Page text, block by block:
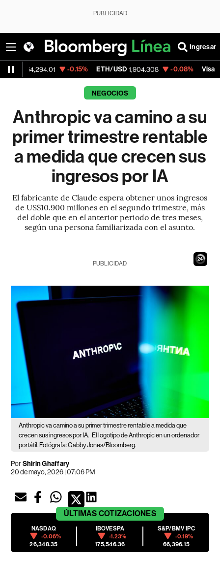
PUBLICIDAD
Ingresar
-0.15% ETH/USD 1,904.308 -0.08% Visa 370.47
NEGOCIOS
Anthropic va camino a su
primer trimestre rentable
a medida que crecen sus
ingresos por IA
El fabricante de Claude espera obtener unos ingresos
de US$10.900 millones en el segundo trimestre, más
del doble que en el anterior periodo de tres meses,
según una persona familiarizada con el asunto.
23
PUBLICIDAD
Anthropic va camino a su primer trimestre rentable a medida que
crecen sus ingresos por IA. El logotipo de Anthropic en un ordenador
portátil. Fotógrafa: Gabby Jones/Bloomberg.
PorShirin Ghaffary
20 de mayo, 2026 | 07:06 PM
ÚLTIMAS COTIZACIONES
NASDAQ
-0.06%
26,348.35
IBOVESPA
-1.23%
175,546.36
S&P/BMV IPC
-0.19%
66,396.15